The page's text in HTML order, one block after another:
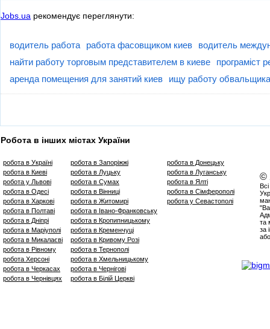
Jobs.ua рекомендує переглянути:
водитель работа работа фасовщиком киев
водитель
найти работу торговым представителем в киеве
програміст
аренда помещения для занятий киев
ищу работу обвальщика
Робота в інших містах України
робота в Україні
робота в Киеві
робота у Львові
робота в Одесі
робота в Харкові
робота в Полтаві
робота в Дніпрі
робота в Маріуполі
робота в Микалаєві
робота в Рівному
робота Херсоні
робота в Черкасах
робота в Чернівцях
робота в Запоріжжі
робота в Луцьку
робота в Сумах
робота в Вінниці
робота в Житомирі
робота в Івано-Франковську
робота в Кропипницькому
робота в Кременчуці
робота в Кривому Розі
робота в Тернополі
робота в Хмельницькому
робота в Чернігові
робота в Білій Церкві
робота в Донецьку
робота в Луганську
робота в Ялті
робота в Сімферополі
робота у Севастополі
©
та
за